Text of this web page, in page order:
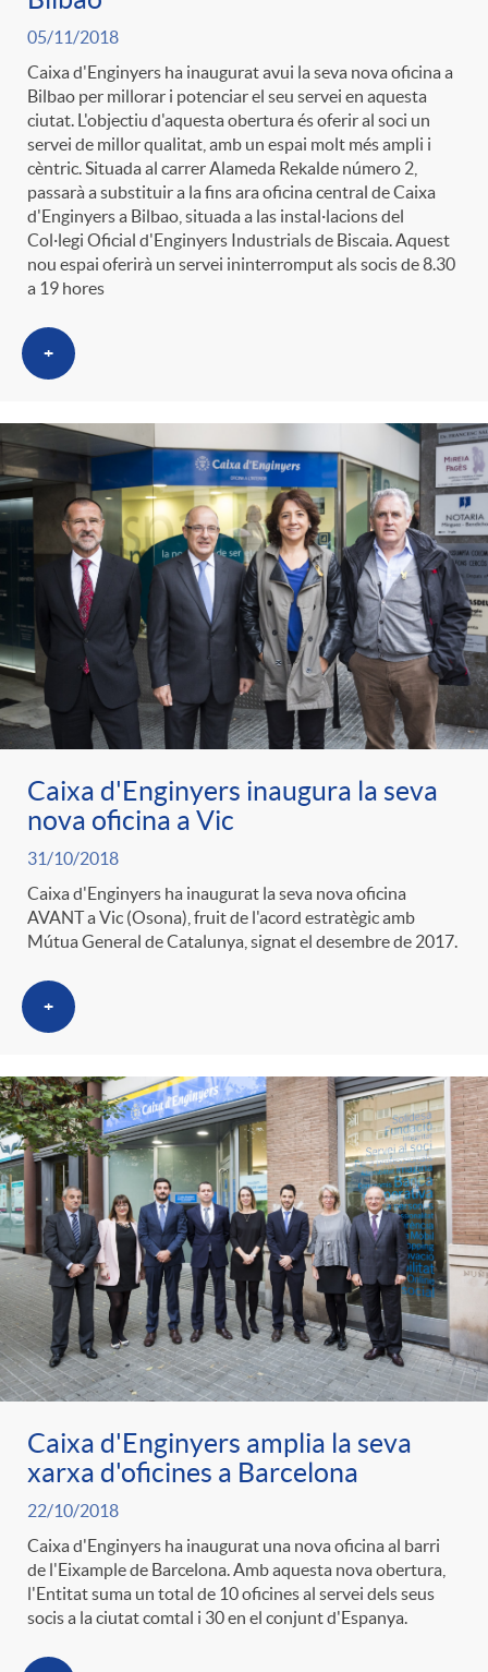
g
o
r
i
a
s
05/11/2018
Caixa d'Enginyers ha inaugurat avui la seva nova oficina a
Bilbao per millorar i potenciar el seu servei en aquesta
ciutat. L'objectiu d'aquesta obertura és oferir al soci un
servei de millor qualitat, amb un espai molt més ampli i
cèntric. Situada al carrer Alameda Rekalde número 2,
passarà a substituir a la fins ara oficina central de Caixa
d'Enginyers a Bilbao, situada a las instal·lacions del
Col·legi Oficial d'Enginyers Industrials de Biscaia. Aquest
nou espai oferirà un servei ininterromput als socis de 8.30
a 19 hores
+
Caixa d'Enginyers inaugura la seva
nova oficina a Vic
31/10/2018
Caixa d'Enginyers ha inaugurat la seva nova oficina
AVANT a Vic (Osona), fruit de l'acord estratègic amb
Mútua General de Catalunya, signat el desembre de 2017.
+
Caixa d'Enginyers amplia la seva
xarxa d'oficines a Barcelona
22/10/2018
Caixa d'Enginyers ha inaugurat una nova oficina al barri
de l'Eixample de Barcelona. Amb aquesta nova obertura,
l'Entitat suma un total de 10 oficines al servei dels seus
socis a la ciutat comtal i 30 en el conjunt d'Espanya.